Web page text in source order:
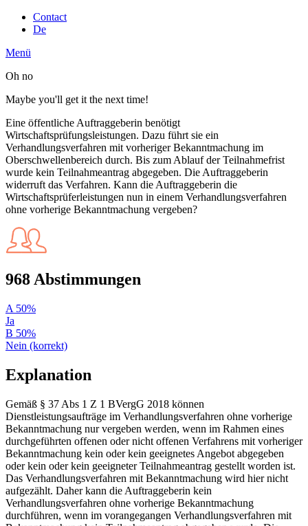
Contact
De
Menü
Oh no
Maybe you'll get it the next time!
Eine öffentliche Auftraggeberin benötigt
Wirtschaftsprüfungsleistungen. Dazu führt sie ein
Verhandlungsverfahren mit vorheriger Bekanntmachung im
Oberschwellenbereich durch. Bis zum Ablauf der Teilnahmefrist
wurde kein Teilnahmeantrag abgegeben. Die Auftraggeberin
widerruft das Verfahren. Kann die Auftraggeberin die
Wirtschaftsprüferleistungen nun in einem Verhandlungsverfahren
ohne vorherige Bekanntmachung vergeben?
968 Abstimmungen
A 50%
Ja
B 50%
Nein (korrekt)
Explanation
Gemäß § 37 Abs 1 Z 1 BVergG 2018 können
Dienstleistungsaufträge im Verhandlungsverfahren ohne vorherige
Bekanntmachung nur vergeben werden, wenn im Rahmen eines
durchgeführten offenen oder nicht offenen Verfahrens mit vorheriger
Bekanntmachung kein oder kein geeignetes Angebot abgegeben
oder kein oder kein geeigneter Teilnahmeantrag gestellt worden ist.
Das Verhandlungsverfahren mit Bekanntmachung wird hier nicht
aufgezählt. Daher kann die Auftraggeberin kein
Verhandlungsverfahren ohne vorherige Bekanntmachung
durchführen, wenn im vorangegangen Verhandlungsverfahren mit